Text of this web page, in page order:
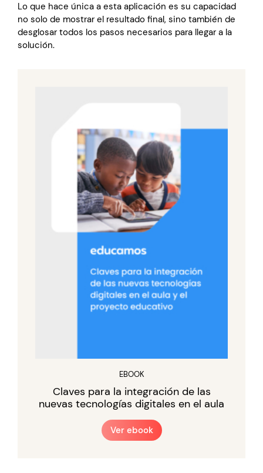
Lo que hace única a esta aplicación es su capacidad
no solo de mostrar el resultado final, sino también de
desglosar todos los pasos necesarios para llegar a la
solución.
EBOOK
Claves para la integración de las
nuevas tecnologías digitales en el aula
Ver ebook